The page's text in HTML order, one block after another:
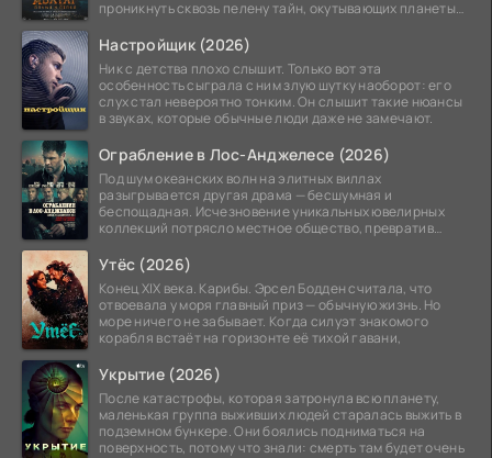
проникнуть сквозь пелену тайн, окутывающих планеты
Настройщик (2026)
Ник с детства плохо слышит. Только вот эта
особенность сыграла с ним злую шутку наоборот: его
слух стал невероятно тонким. Он слышит такие нюансы
в звуках, которые обычные люди даже не замечают.
Ограбление в Лос-Анджелесе (2026)
Под шум океанских волн на элитных виллах
разыгрывается другая драма — бесшумная и
беспощадная. Исчезновение уникальных ювелирных
коллекций потрясло местное общество, превратив
Утёс (2026)
Конец XIX века. Карибы. Эрсел Бодден считала, что
отвоевала у моря главный приз — обычную жизнь. Но
море ничего не забывает. Когда силуэт знакомого
корабля встаёт на горизонте её тихой гавани,
Укрытие (2026)
После катастрофы, которая затронула всю планету,
маленькая группа выживших людей старалась выжить в
подземном бункере. Они боялись подниматься на
поверхность, потому что знали: смерть там будет очень